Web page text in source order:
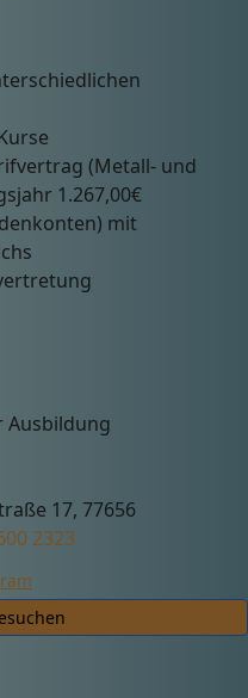
(Metall- und
1.267,00€
mit
Ausbildung
17, 77656
2323